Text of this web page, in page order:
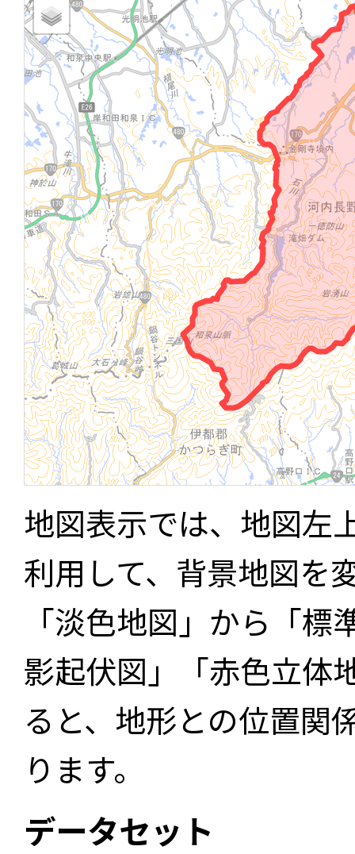
地図表示では、地図左
利用して、背景地図を
「淡色地図」から「
影起伏図」「赤色立体
ると、地形との位置関
ります。
データセット